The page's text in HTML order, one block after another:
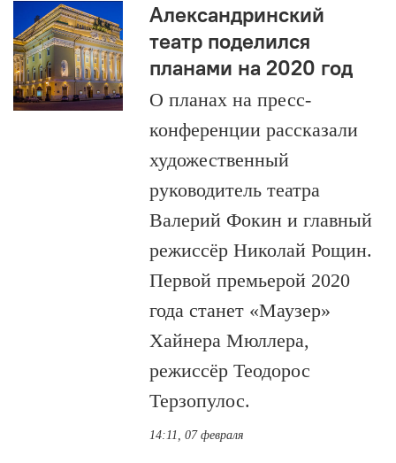
Александринский
театр поделился
планами на 2020 год
О планах на пресс-
конференции рассказали
художественный
руководитель театра
Валерий Фокин и главный
режиссёр Николай Рощин.
Первой премьерой 2020
года станет «Маузер»
Хайнера Мюллера,
режиссёр Теодорос
Терзопулос.
14:11, 07 февраля